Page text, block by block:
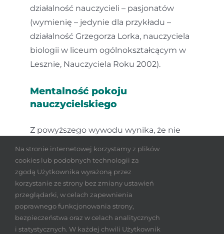
działalność nauczycieli – pasjonatów
(wymienię – jedynie dla przykładu –
działalność Grzegorza Lorka, nauczyciela
biologii w liceum ogólnokształcącym w
Lesznie, Nauczyciela Roku 2002).
Mentalność pokoju
nauczycielskiego
Z powyższego wywodu wynika, że nie
poprawę/podniesienie statusu zawodu
nauczyciela. Konieczne są działania w
ramach całego systemu (wymagające
zmiany prawa oświatowego), na
poziomie lokalnym, poszczególnych
szkół, ale również wewnątrz nich.
Na stronie internetowej korzystamy z plików
cookies lub podobnych technologii za
zgodą Użytkownika wyrażoną przez
korzystanie ze strony bez zmiany ustawień
przeglądarki, w celach zapewnienia
poprawnego funkcjonowania strony,
bezpieczeństwa oraz w celach analitycznych
i statystycznych. W każdej chwili Użytkownik